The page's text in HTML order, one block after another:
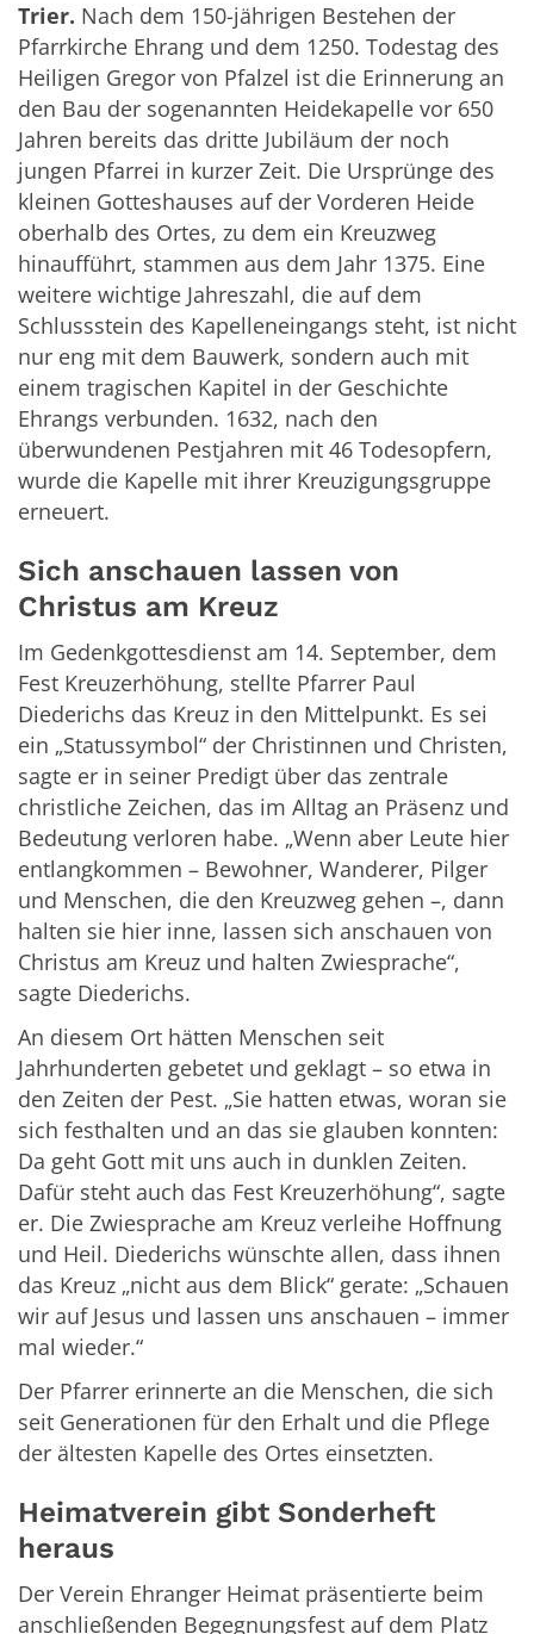
Trier. Nach dem 150-jährigen Bestehen der
Pfarrkirche Ehrang und dem 1250. Todestag des
Heiligen Gregor von Pfalzel ist die Erinnerung an
den Bau der sogenannten Heidekapelle vor 650
Jahren bereits das dritte Jubiläum der noch
jungen Pfarrei in kurzer Zeit. Die Ursprünge des
kleinen Gotteshauses auf der Vorderen Heide
oberhalb des Ortes, zu dem ein Kreuzweg
hinaufführt, stammen aus dem Jahr 1375. Eine
weitere wichtige Jahreszahl, die auf dem
Schlussstein des Kapelleneingangs steht, ist nicht
nur eng mit dem Bauwerk, sondern auch mit
einem tragischen Kapitel in der Geschichte
Ehrangs verbunden. 1632, nach den
überwundenen Pestjahren mit 46 Todesopfern,
wurde die Kapelle mit ihrer Kreuzigungsgruppe
erneuert.
Sich anschauen lassen von
Christus am Kreuz
Im Gedenkgottesdienst am 14. September, dem
Fest Kreuzerhöhung, stellte Pfarrer Paul
Diederichs das Kreuz in den Mittelpunkt. Es sei
ein „Statussymbol“ der Christinnen und Christen,
sagte er in seiner Predigt über das zentrale
christliche Zeichen, das im Alltag an Präsenz und
Bedeutung verloren habe. „Wenn aber Leute hier
entlangkommen – Bewohner, Wanderer, Pilger
und Menschen, die den Kreuzweg gehen –, dann
halten sie hier inne, lassen sich anschauen von
Christus am Kreuz und halten Zwiesprache“,
sagte Diederichs.
An diesem Ort hätten Menschen seit
Jahrhunderten gebetet und geklagt – so etwa in
den Zeiten der Pest. „Sie hatten etwas, woran sie
sich festhalten und an das sie glauben konnten:
Da geht Gott mit uns auch in dunklen Zeiten.
Dafür steht auch das Fest Kreuzerhöhung“, sagte
er. Die Zwiesprache am Kreuz verleihe Hoffnung
und Heil. Diederichs wünschte allen, dass ihnen
das Kreuz „nicht aus dem Blick“ gerate: „Schauen
wir auf Jesus und lassen uns anschauen – immer
mal wieder.“
Der Pfarrer erinnerte an die Menschen, die sich
seit Generationen für den Erhalt und die Pflege
der ältesten Kapelle des Ortes einsetzten.
Heimatverein gibt Sonderheft
heraus
Der Verein Ehranger Heimat präsentierte beim
anschließenden Begegnungsfest auf dem Platz